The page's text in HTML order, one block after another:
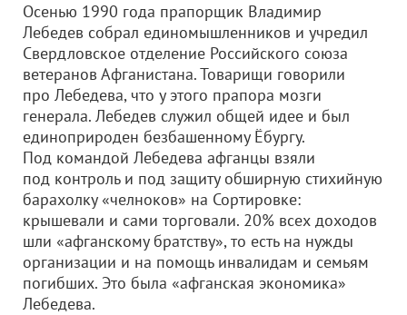
Осенью 1990 года прапорщик Владимир
Лебедев собрал единомышленников и учредил
Свердловское отделение Российского союза
ветеранов Афганистана. Товарищи говорили
про Лебедева, что у этого прапора мозги
генерала. Лебедев служил общей идее и был
единоприроден безбашенному Ёбургу.
Под командой Лебедева афганцы взяли
под контроль и под защиту обширную стихийную
барахолку «челноков» на Сортировке:
крышевали и сами торговали. 20% всех доходов
шли «афганскому братству», то есть на нужды
организации и на помощь инвалидам и семьям
погибших. Это была «афганская экономика»
Лебедева.